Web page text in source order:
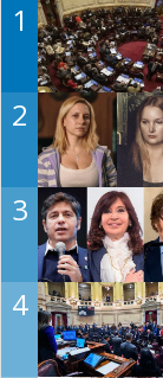
1
2
3
4